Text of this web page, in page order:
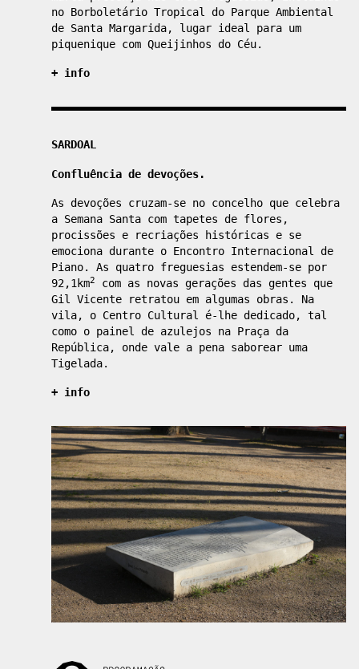
no Borboletário Tropical do Parque Ambiental
de Santa Margarida, lugar ideal para um
piquenique com Queijinhos do Céu.
+ info
SARDOAL
Confluência de devoções.
As devoções cruzam-se no concelho que celebra
a Semana Santa com tapetes de flores,
procissões e recriações históricas e se
emociona durante o Encontro Internacional de
Piano. As quatro freguesias estendem-se por
92,1km2
com as novas gerações das gentes que
Gil Vicente retratou em algumas obras. Na
vila, o Centro Cultural é-lhe dedicado, tal
como o painel de azulejos na Praça da
República, onde vale a pena saborear uma
Tigelada.
+ info